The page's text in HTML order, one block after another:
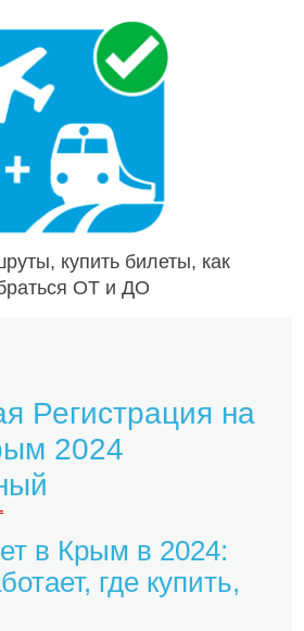
купить билеты, как
ОТ и ДО
Регистрация на
2024
в Крым в 2024:
где купить,